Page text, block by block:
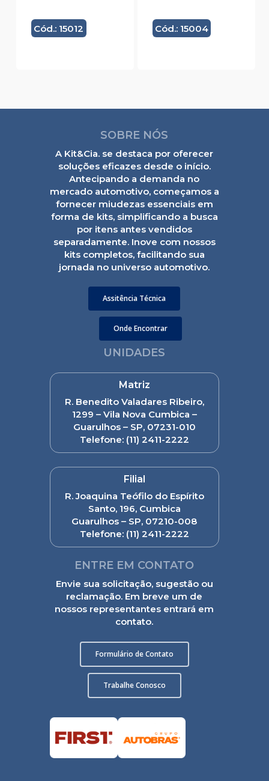
Cód.: 15012 Cód.: 15004
SOBRE NÓS
A Kit&Cia. se destaca por oferecer
soluções eficazes desde o início.
Antecipando a demanda no
mercado automotivo, começamos a
fornecer miudezas essenciais em
forma de kits, simplificando a busca
por itens antes vendidos
separadamente. Inove com nossos
kits completos, facilitando sua
jornada no universo automotivo.
Assitência Técnica
Onde Encontrar
UNIDADES
Matriz
R. Benedito Valadares Ribeiro,
1299 – Vila Nova Cumbica –
Guarulhos – SP, 07231-010
Telefone: (11) 2411-2222
Filial
R. Joaquina Teófilo do Espírito
Santo, 196, Cumbica
Guarulhos – SP, 07210-008
Telefone:(11) 2411-2222
ENTRE EM CONTATO
Envie sua solicitação, sugestão ou
reclamação. Em breve um de
nossos representantes entrará em
contato.
Formulário de Contato
Trabalhe Conosco